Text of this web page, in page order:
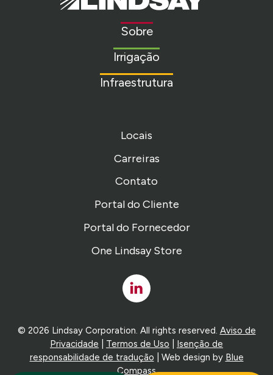
Link
Sobre
Irrigação
Infraestrutura
Locais
Carreiras
Contato
Portal do Cliente
Portal do Fornecedor
One Lindsay Store
Linked
In
© 2026 Lindsay Corporation. All rights reserved. Aviso de
Privacidade
Termos de Uso
Isenção de
responsabilidade de tradução | Web design by Blue
Compass